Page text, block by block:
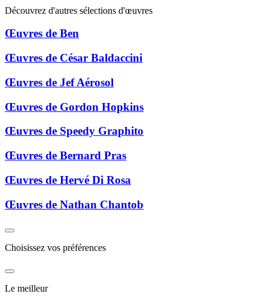
Découvrez d'autres sélections d'œuvres
Œuvres de Ben
Œuvres de César Baldaccini
Œuvres de Jef Aérosol
Œuvres de Gordon Hopkins
Œuvres de Speedy Graphito
Œuvres de Bernard Pras
Œuvres de Hervé Di Rosa
Œuvres de Nathan Chantob
Choisissez vos préférences
Le meilleur